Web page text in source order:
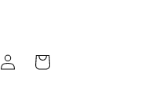
イ
ー